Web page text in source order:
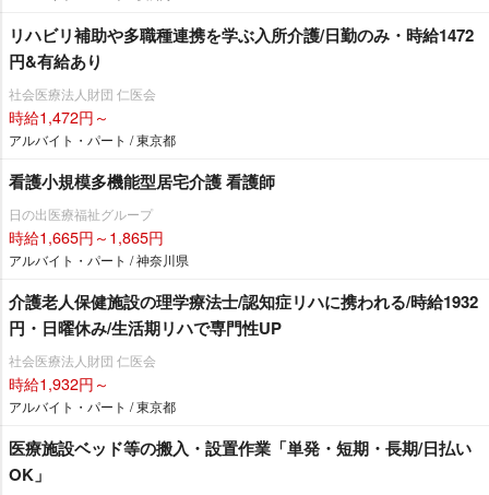
リハビリ補助や多職種連携を学ぶ入所介護/日勤のみ・時給1472
円&有給あり
社会医療法人財団 仁医会
時給1,472円～
アルバイト・パート / 東京都
看護小規模多機能型居宅介護 看護師
日の出医療福祉グループ
時給1,665円～1,865円
アルバイト・パート / 神奈川県
介護老人保健施設の理学療法士/認知症リハに携われる/時給1932
円・日曜休み/生活期リハで専門性UP
社会医療法人財団 仁医会
時給1,932円～
アルバイト・パート / 東京都
医療施設ベッド等の搬入・設置作業「単発・短期・長期/日払い
OK」